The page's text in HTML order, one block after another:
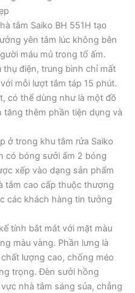
tắm Saiko BH 551H tạo
yên tâm lúc không bên
máu mủ trong tổ ấm.
thụ điện, trung bình chỉ mất
mỗi lượt tắm táp 15 phút.
có thể dùng như là một đồ
tăng thêm phần tiện dụng và
ở trong khu tắm rửa Saiko
có bóng sưởi ấm 2 bóng
xếp vào dạng sản phẩm
tắm cao cấp thuộc thương
các khách hàng tin tưởng
tính bắt mắt với mặt màu
màu vàng. Phần lưng là
lượng cao, chống méo
trọng. Đèn sưởi hồng
nhà tắm sáng sủa, chẳng